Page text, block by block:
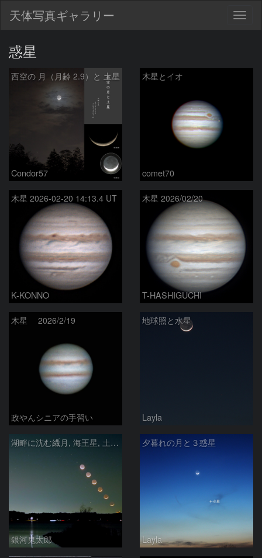
天体写真ギャラリー
惑星
西空の 月（月齢 2.9）と 土星
Condor57
木星とイオ
comet70
木星 2026-02-20 14:13.4 UT
K-KONNO
木星 2026/02/20
T-HASHIGUCHI
木星 2026/2/19
政やんシニアの手習い
地球照と水星
Layla
湖畔に沈む繊月, 海王星, 土星 & 水星-Ⅰ
銀河鬼太郎
夕暮れの月と３惑星
Layla